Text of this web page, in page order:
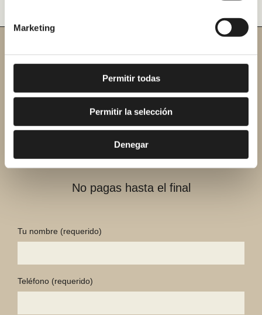
Marketing
Permitir todas
Permitir la selección
Denegar
Tu presupuesto.
Sin compromiso.
El mismo día.
No pagas hasta el final
Tu nombre (requerido)
Teléfono (requerido)